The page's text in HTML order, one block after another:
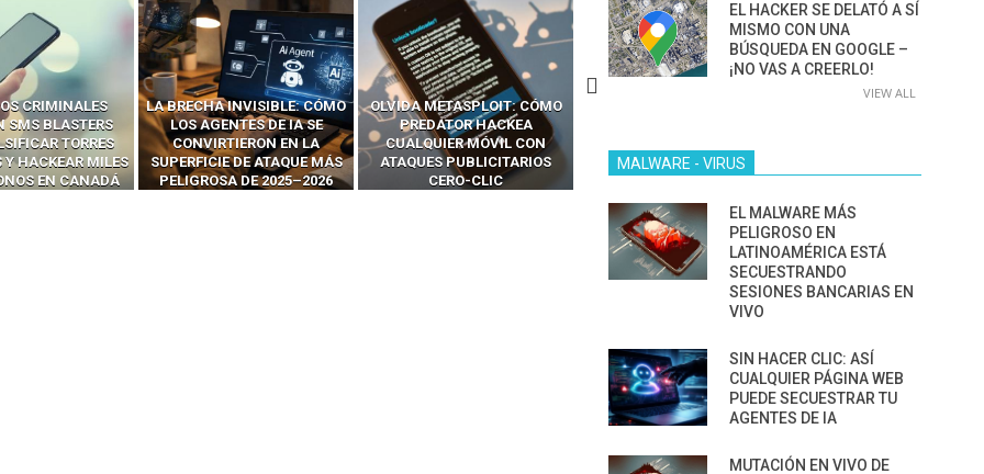
INVISIBLE: CÓMO
DE IA SE
EN LA
DE ATAQUE MÁS
DE 2025–2026
OLVIDA METASPLOIT: CÓMO
PREDATOR HACKEA
CUALQUIER MÓVIL CON
ATAQUES PUBLICITARIOS
CERO-CLIC
CÓMO LOS HACKERS
INTERCEPTAN OTPS Y
LLAMADAS MÓVILES SIN
‘HACKEAR’ — EL INCREÍBLE
PODER DE LOS SIM BOXES”
NAVEGADORES DE IA
AGÉNTICA
EL HACKER SE DELATÓ A SÍ
MISMO CON UNA
BÚSQUEDA EN GOOGLE –
¡NO VAS A CREERLO!
VIEW ALL
MALWARE - VIRUS
EL MALWARE MÁS
PELIGROSO EN
LATINOAMÉRICA ESTÁ
SECUESTRANDO
SESIONES BANCARIAS EN
VIVO
SIN HACER CLIC: ASÍ
CUALQUIER PÁGINA WEB
PUEDE SECUESTRAR TU
AGENTES DE IA
MUTACIÓN EN VIVO DE